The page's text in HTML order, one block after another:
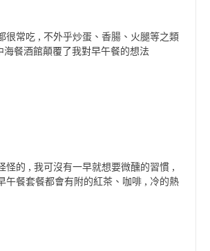
很常吃 , 不外乎炒蛋、香腸、火腿等之類
海餐酒館顛覆了我對早午餐的想法
怪的 , 我可沒有一早就想要微醺的習慣 ,
午餐套餐都會有附的紅茶、咖啡 , 冷的熱